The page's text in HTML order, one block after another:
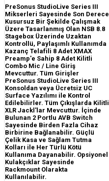
PreSonus StudioLive Series III
Mikserleri Sayesinde Son Derece
Kusursuz Bir Şekilde Çalışmak
Üzere Tasarlanmış Olan NSB 8.8
Stagebox Üzerinde Uzaktan
Kontrollü, Paylaşımlı Kullanımda
Kazanç Telafili 8 Adet XMAX
Preamp'e Sahip 8 Adet Kilitli
Combo Mic / Line Giriş
Mevcuttur. Tüm Girişler
PreSonus StudioLive Series III
Konsoldan veya Ücretsiz UC
Surface Yazılımı ile Kontrol
Edilebilirler. Tüm Çıkışlarda Kilitli
XLR Jackl'lar Mevcuttur. İçinde
Bulunan 2 Portlu AVB Switch
Sayesinde Birden Fazla Cihaz
Birbirine Bağlanabilir. Güçlü
Çelik Kasa ve Sağlam Tutma
Kolları ile Her Türlü Kötü
Kullanıma Dayanabilir. Opsiyonel
Kulakçıklar Sayesinde
Rackmount Olarakta
Kullanılabilir.